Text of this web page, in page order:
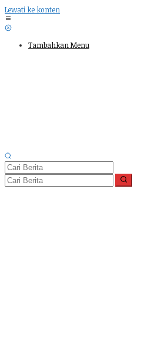
Lewati ke konten
Tambahkan Menu